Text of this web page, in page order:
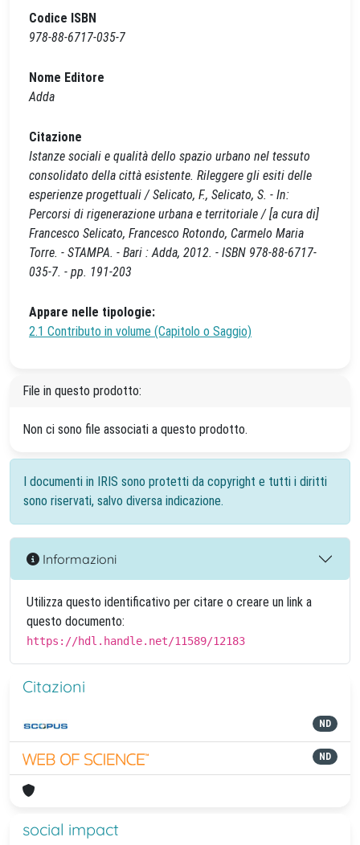
Codice ISBN
978-88-6717-035-7
Nome Editore
Adda
Citazione
Istanze sociali e qualità dello spazio urbano nel tessuto
consolidato della città esistente. Rileggere gli esiti delle
esperienze progettuali / Selicato, F., Selicato, S. - In:
Percorsi di rigenerazione urbana e territoriale / [a cura di]
Francesco Selicato, Francesco Rotondo, Carmelo Maria
Torre. - STAMPA. - Bari : Adda, 2012. - ISBN 978-88-6717-
035-7. - pp. 191-203
Appare nelle tipologie:
2.1 Contributo in volume (Capitolo o Saggio)
File in questo prodotto:
Non ci sono file associati a questo prodotto.
I documenti in IRIS sono protetti da copyright e tutti i diritti
sono riservati, salvo diversa indicazione.
Informazioni
Utilizza questo identificativo per citare o creare un link a
questo documento:
https://hdl.handle.net/11589/12183
Citazioni
ND
ND
social impact